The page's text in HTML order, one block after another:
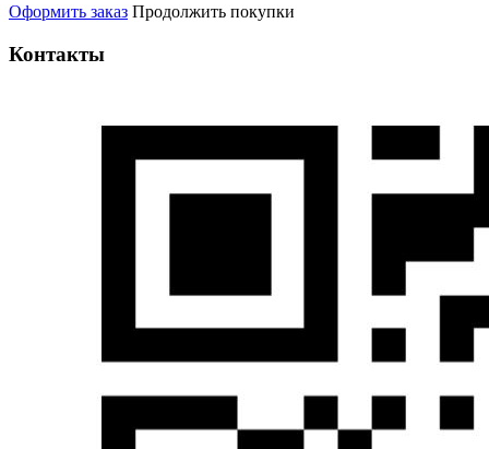
Оформить заказ Продолжить покупки
Контакты